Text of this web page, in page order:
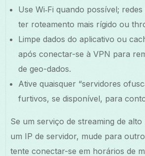
Use Wi‑Fi quando possível;
ter roteamento mais rígido ou
Limpe dados do aplicativo ou
após conectar-se à VPN para
de geo-dados.
Ative quaisquer “servidores
furtivos, se disponível, para
Se um serviço de streaming de
um IP de servidor, mude para
tente conectar-se em horários de